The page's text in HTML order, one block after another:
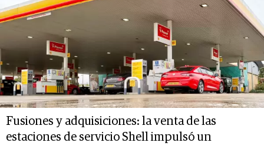
Fusiones y adquisiciones: la venta de las
estaciones de servicio Shell impulsó un